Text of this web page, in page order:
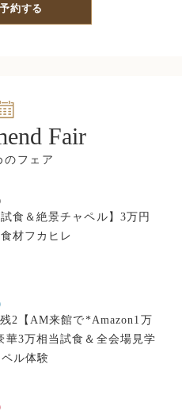
約する
Fair
試食＆絶景チャペル】3万円
材フカヒレ
2【AM来館で*Amazon1万
華3万相当試食＆全会場見学
ル体験